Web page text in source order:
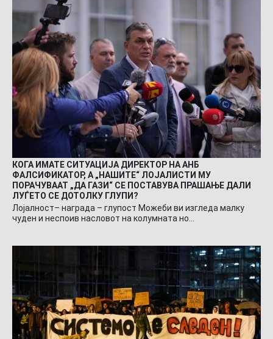
КОГА ИМАТЕ СИТУАЦИЈА ДИРЕКТОР НА АНБ
ФАЛСИФИКАТОР, А „НАШИТЕ“ ЛОЈАЛИСТИ МУ
ПОРАЧУВААТ „ДА ГАЗИ“ СЕ ПОСТАВУВА ПРАШАЊЕ ДАЛИ
ЛУЃЕТО СЕ ДОТОЛКУ ГЛУПИ?
Лојалност– награда – глупост Можеби ви изгледа малку
чуден и неспоив насловот на колумната но…